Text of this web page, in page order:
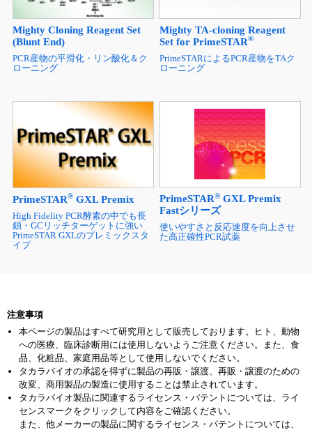
Mighty Cloning Reagent Set
(Blunt End)
PCR産物の平滑化・リン酸化＆ク
ローニング
Mighty TA-cloning Reagent
Set for PrimeSTAR®
PrimeSTARによるPCR産物をTAク
ローニング
PrimeSTAR®GXL Premix
High Fidelity PCR酵素の中でも長
鎖・GCリッチターゲットに強い
PrimeSTAR GXLのプレミックスタ
イプ
PrimeSTAR® GXL Premix
Fastシリーズ
使いやすさと反応速度を向上させ
た高正確性PCR試薬
注意事項
本ページの製品はすべて研究用として販売しております。ヒト、動物
への医療、臨床診断用には使用しないようご注意ください。また、食
品、化粧品、家庭用品等として使用しないでください。
タカラバイオの承認を得ずに製品の再販・譲渡、再販・譲渡のための
改変、商用製品の製造に使用することは禁止されています。
タカラバイオ製品に関連するライセンス・パテントについては、ライ
センスマークをクリックして内容をご確認ください。
また、他メーカーの製品に関するライセンス・パテントについては、